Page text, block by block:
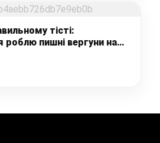
тісті:
роблю пишні вергуни на
і простим рецептом)